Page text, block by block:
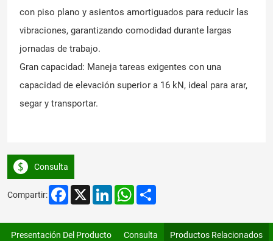
con piso plano y asientos amortiguados para reducir las
vibraciones, garantizando comodidad durante largas
jornadas de trabajo.
Gran capacidad: Maneja tareas exigentes con una
capacidad de elevación superior a 16 kN, ideal para arar,
segar y transportar.
Consulta
Compartir: Facebook
X LinkedInWhatsApp
Presentación Del Producto Consulta Productos Relacionados